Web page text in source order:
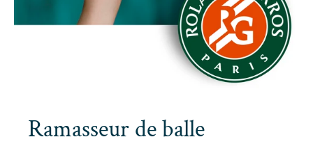
Ramasseur de balle